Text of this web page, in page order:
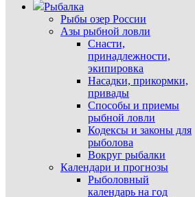
Рыбалка
Рыбы озер России
Азы рыбной ловли
Снасти,
принадлежности,
экипировка
Насадки, прикормки,
привады
Способы и приемы
рыбной ловли
Кодексы и законы для
рыболова
Вокруг рыбалки
Календари и прогнозы
Рыболовный
календарь на год